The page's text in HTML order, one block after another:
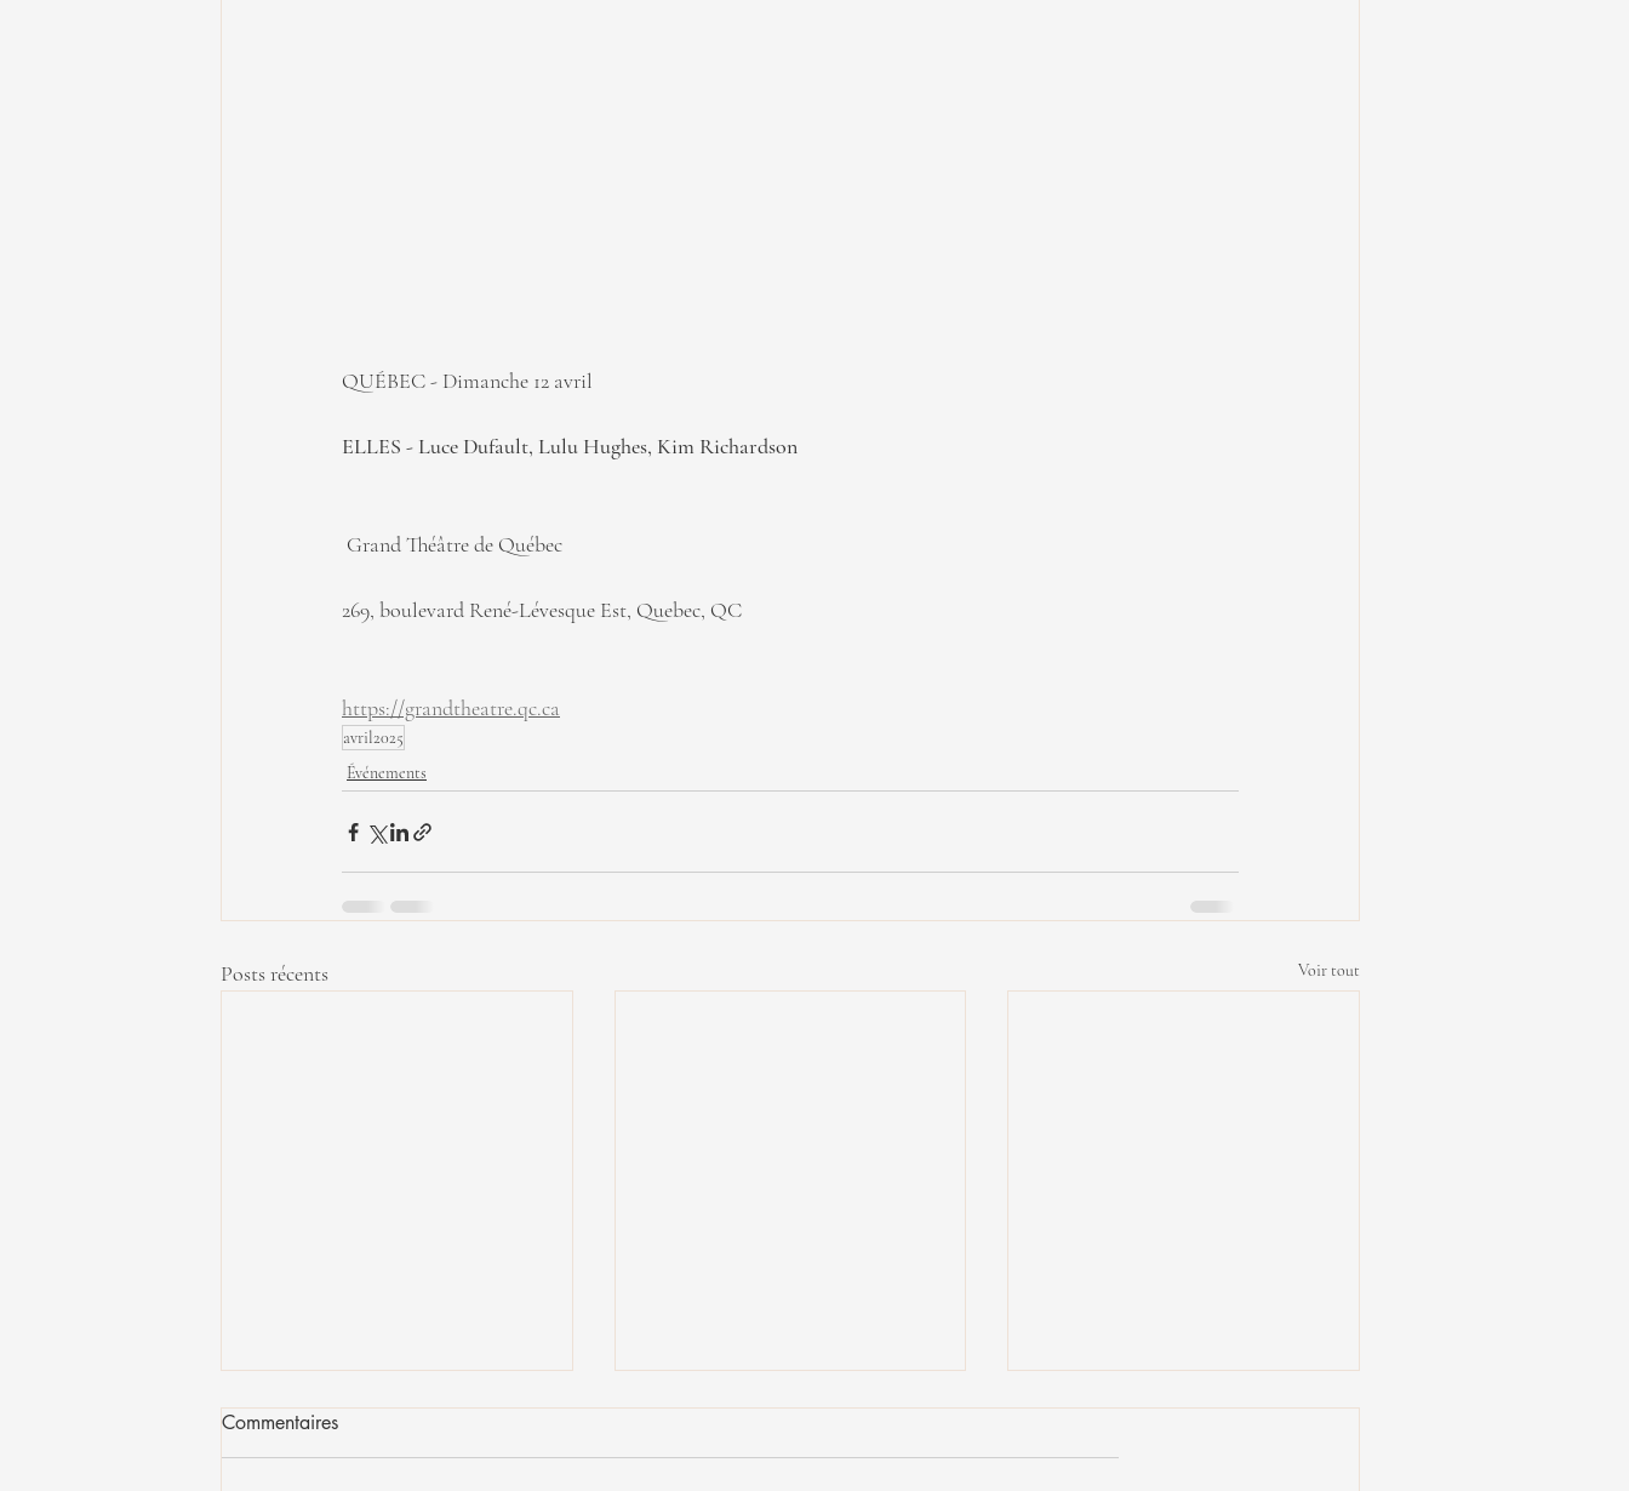
QUÉBEC - Dimanche 12 avril
ELLES - Luce Dufault, Lulu Hughes, Kim Richardson
Grand Théâtre de Québec
269, boulevard René-Lévesque Est, Quebec, QC
https://grandtheatre.qc.ca
avril2025
Événements
Posts récents Voir tout
Commentaires